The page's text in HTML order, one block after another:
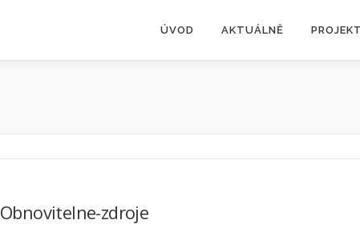
ÚVOD AKTUÁLNĚ
Obnovitelne-zdroje